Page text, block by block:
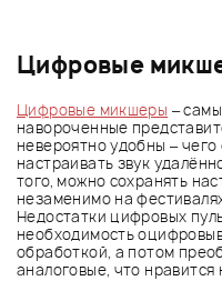
Цифровые
Цифровые микшеры –
навороченные
невероятно удобны –
настраивать звук
того, можно сохранять
незаменимо на
Недостатки цифровых
необходимость
обработкой, а потом
аналоговые, что